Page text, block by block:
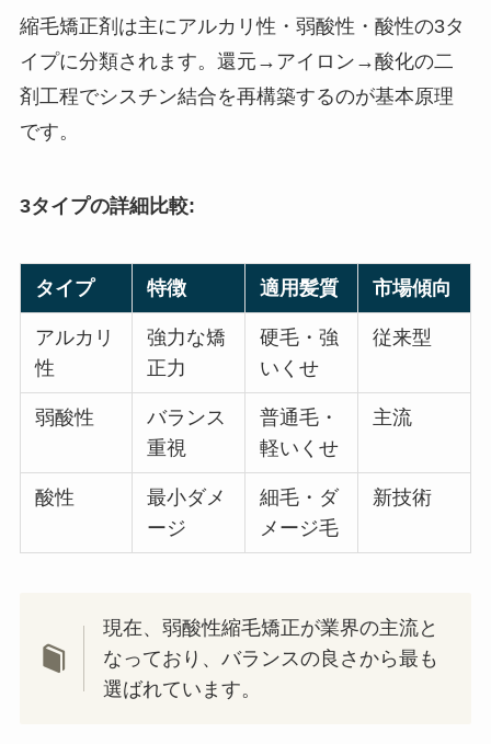
縮毛矯正剤は主にアルカリ性・弱酸性・酸性の3タ
イプに分類されます。還元→アイロン→酸化の二
剤工程でシスチン結合を再構築するのが基本原理
です。
3タイプの詳細比較:
タイプ 特徴 適用髪質 市場傾向
アルカリ
性
強力な矯
正力
硬毛・強
いくせ
従来型
弱酸性
バランス
重視
普通毛・
軽いくせ
主流
酸性
最小ダメ
ージ
細毛・ダ
メージ毛
新技術
現在、弱酸性縮毛矯正が業界の主流と
なっており、バランスの良さから最も
選ばれています。